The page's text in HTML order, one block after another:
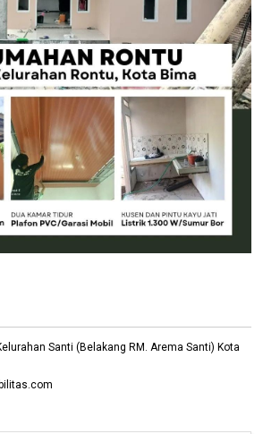
Santi (Belakang RM. Arema Santi) Kota